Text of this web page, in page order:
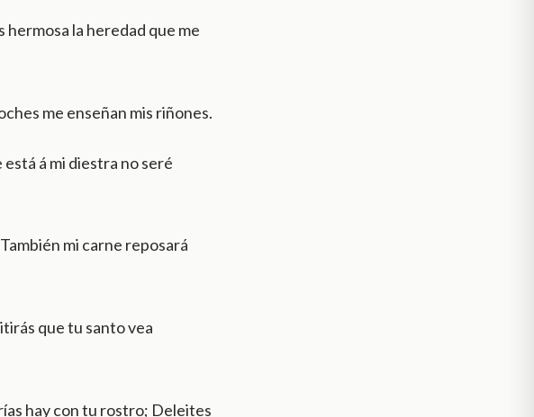
hermosa la heredad que me
me enseñan mis riñones.
á mi diestra no seré
mi carne reposará
que tu santo vea
hay con tu rostro; Deleites